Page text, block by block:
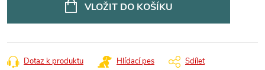
VLOŽIT DO KOŠÍKU
Dotaz k produktu Hlídací pes Sdílet